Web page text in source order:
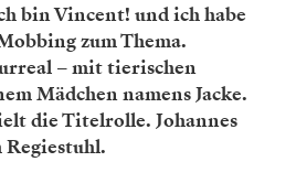
bin Vincent! und ich habe
zum Thema.
– mit tierischen
Mädchen namens Jacke.
die Titelrolle. Johannes
Regiestuhl.